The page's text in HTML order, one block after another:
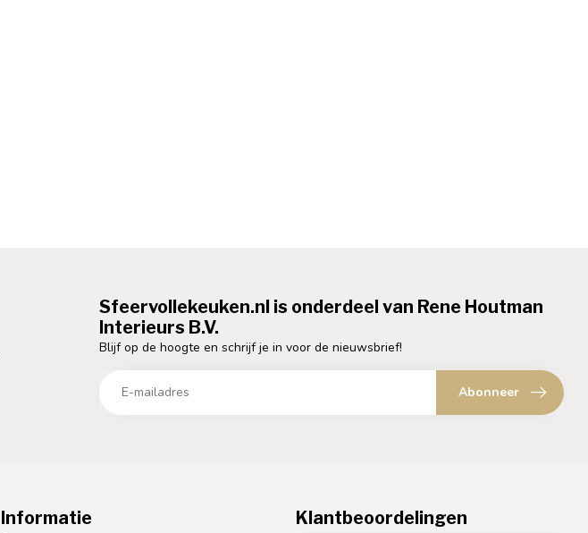
Sfeervollekeuken.nl is onderdeel van Rene Houtman
Interieurs B.V.
Blijf op de hoogte en schrijf je in voor de nieuwsbrief!
Abonneer
Informatie Klantbeoordelingen